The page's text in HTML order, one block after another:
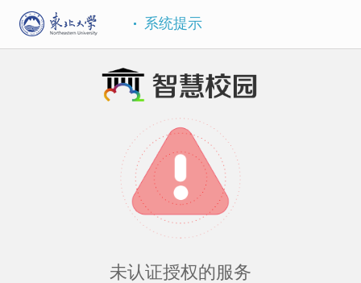
系统提示
未认证授权的服务